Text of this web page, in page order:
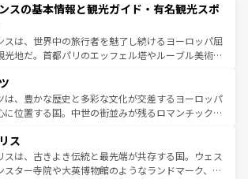
くれるイタリアで、忘れられない旅をしてみよう！
新着のイタリア情報は
根付くこの国では、情熱的なフラメンコ、熱気あふ
牛、そして美味しいタパスが生活の一部となってい
都マドリードの洗練された雰囲気や、バルセロナの
に溢れた街角から、地方では古代ローマ遺跡や中世
地方によって風土や気候が異なるスペインはその個
性で訪れる人を魅了する。 なお、新着のスペイン情報は コ
ツ一覧を参照してほしい。
スの基本情報と観光ガイド・有名観光スポ
スは、世界中の旅行者を魅了し続けるヨーロッパ屈
光地だ。首都パリのエッフェル塔やルーブル美術館
広い魅力が詰まっている。華麗な宮殿、歴史的な大
美しいビーチ、そして豊かな自然が、訪れる者を心
了する。また、フランスは美食の国としても知ら
シャンパンの発祥地であるランス、プロヴァンスの
いラベンダー畑など、多彩な楽しみ方が可能だ。さ
パリ以外の地域にも魅力が溢れており、どの街角に
は、豊かな歴史と多彩な文化が交差するヨーロッパ
に位置する国。中世の街並みが残るロマンチック街
つこの国は、どこを歩いても飽きることがない。ベ
の文化的活気、バイエルン州のアルプスの絶景、そ
イン川沿いのワイン畑といった風景は必見。ビール
ス
スは、古きよき伝統と最先端が共存する国。ウェス
スター寺院や大英博物館のようなランドマーク、歴